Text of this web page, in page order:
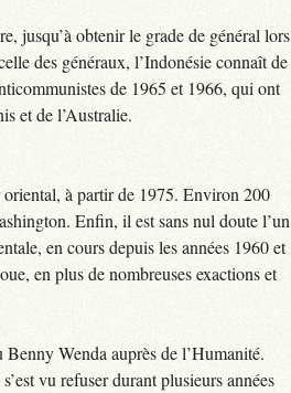
jusqu’à obtenir le grade de général lors
des généraux, l’Indonésie connaît de
de 1965 et 1966, qui ont
et de l’Australie.
à partir de 1975. Environ 200
Enfin, il est sans nul doute l’un
en cours depuis les années 1960 et
en plus de nombreuses exactions et
Wenda auprès de l’Humanité.
vu refuser durant plusieurs années